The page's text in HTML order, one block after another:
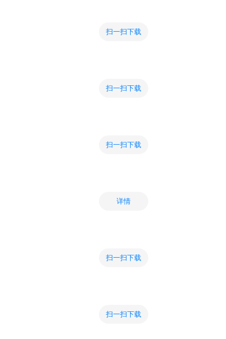
扫一扫下载
扫一扫下载
扫一扫下载
详情
扫一扫下载
扫一扫下载